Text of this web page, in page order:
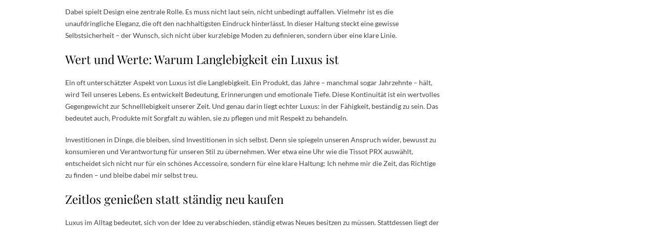
Dabei spielt Design eine zentrale Rolle. Es muss nicht laut sein, nicht unbedingt auffallen. Vielmehr ist es die
unaufdringliche Eleganz, die oft den nachhaltigsten Eindruck hinterlässt. In dieser Haltung steckt eine gewisse
Selbstsicherheit – der Wunsch, sich nicht über kurzlebige Moden zu definieren, sondern über eine klare Linie.
Wert und Werte: Warum Langlebigkeit ein Luxus ist
Ein oft unterschätzter Aspekt von Luxus ist die Langlebigkeit. Ein Produkt, das Jahre – manchmal sogar Jahrzehnte – hält,
wird Teil unseres Lebens. Es entwickelt Bedeutung, Erinnerungen und emotionale Tiefe. Diese Kontinuität ist ein wertvolles
Gegengewicht zur Schnelllebigkeit unserer Zeit. Und genau darin liegt echter Luxus: in der Fähigkeit, beständig zu sein. Das
bedeutet auch, Produkte mit Sorgfalt zu wählen, sie zu pflegen und mit Respekt zu behandeln.
Investitionen in Dinge, die bleiben, sind Investitionen in sich selbst. Denn sie spiegeln unseren Anspruch wider, bewusst zu
konsumieren und Verantwortung für unseren Stil zu übernehmen. Wer etwa eine Uhr wie die Tissot PRX auswählt,
entscheidet sich nicht nur für ein schönes Accessoire, sondern für eine klare Haltung: Ich nehme mir die Zeit, das Richtige
zu finden – und bleibe dabei mir selbst treu.
Zeitlos genießen statt ständig neu kaufen
Luxus im Alltag bedeutet, sich von der Idee zu verabschieden, ständig etwas Neues besitzen zu müssen. Stattdessen liegt der